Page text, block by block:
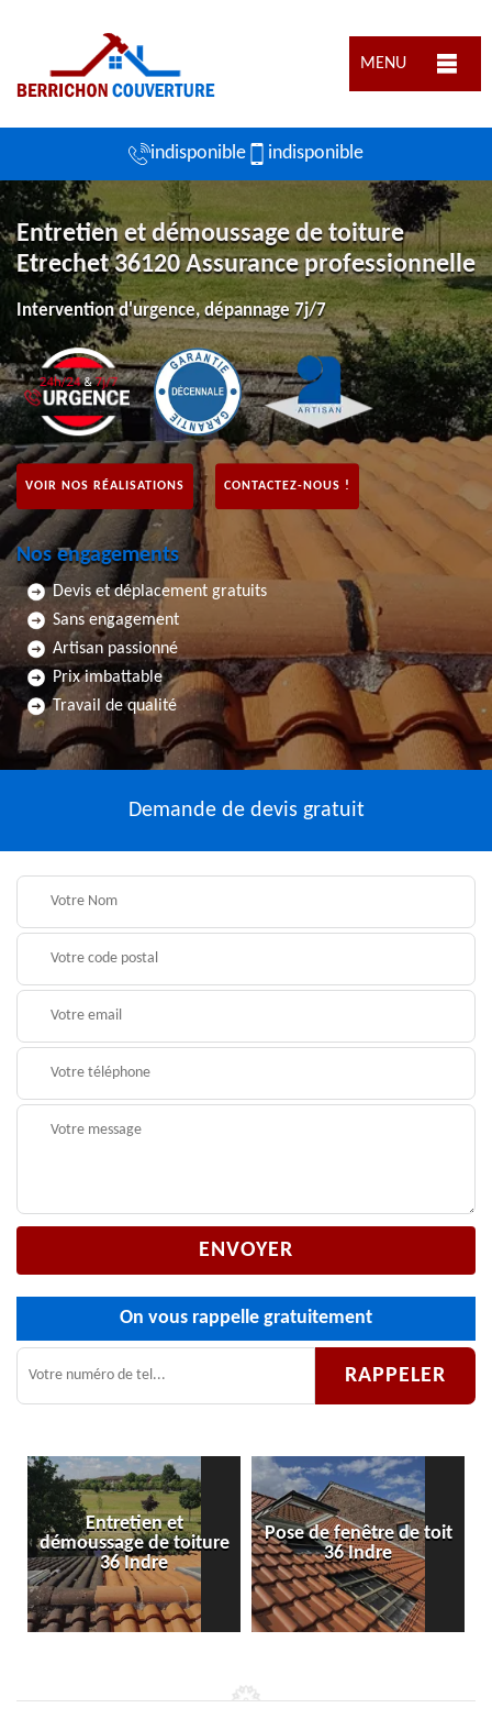
MENU
indisponible indisponible
Entretien et démoussage de toiture
Etrechet 36120 Assurance professionnelle
Intervention d'urgence, dépannage 7j/7
VOIR NOS RÉALISATIONS CONTACTEZ-NOUS !
Nos engagements
Devis et déplacement gratuits
Sans engagement
Artisan passionné
Prix imbattable
Travail de qualité
Demande de devis gratuit
On vous rappelle gratuitement
Entretien et
démoussage de toiture
36 Indre
Pose de fenêtre de toit
36 Indre